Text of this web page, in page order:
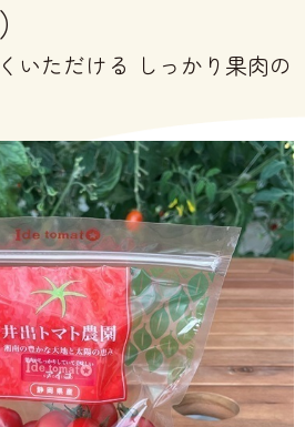
いただける しっかり果肉の